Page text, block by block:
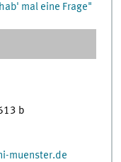
mal eine Frage"
b
muenster.de